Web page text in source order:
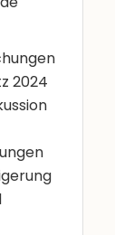
2024